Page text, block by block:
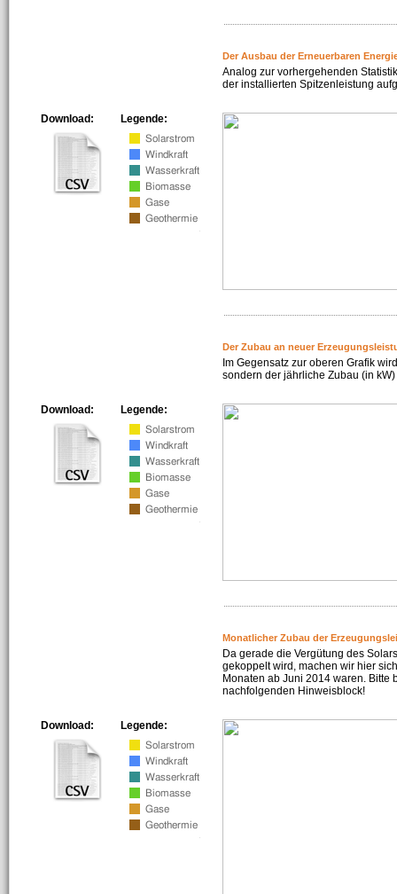
Der Ausbau der Erneuerbaren
Analog zur vorhergehenden
der installierten Spitzenleistung
Legende:
Download:
Der Zubau an neuer
Im Gegensatz zur oberen Grafik
sondern der jährliche Zubau (in
Legende:
Download:
Monatlicher Zubau der
Da gerade die Vergütung des
gekoppelt wird, machen wir hier
Monaten ab Juni 2014 waren. Bitte
nachfolgenden Hinweisblock!
Legende:
Download: